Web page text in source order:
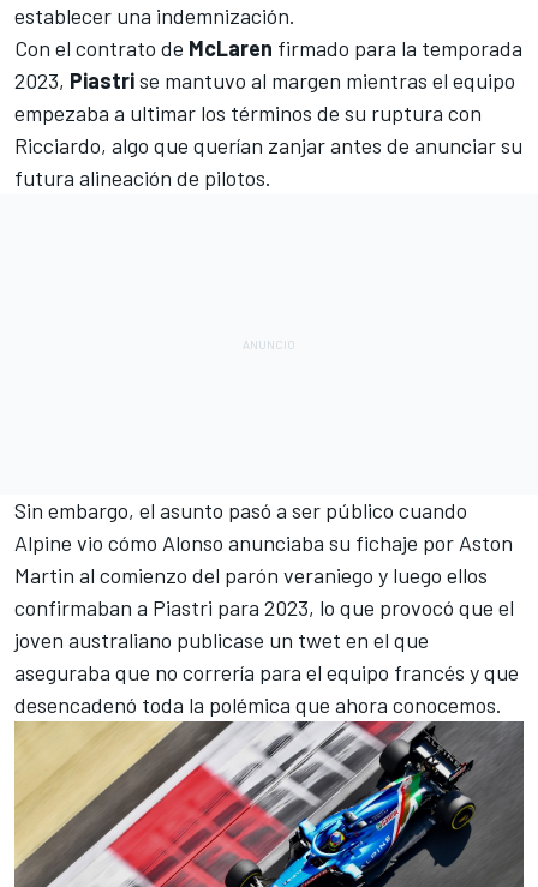
establecer una indemnización.
Con el contrato de McLaren firmado para la temporada
2023, Piastrise mantuvo al margen mientras el equipo
empezaba a ultimar los términos de su ruptura con
Ricciardo, algo que querían zanjar antes de anunciar su
futura alineación de pilotos.
Sin embargo, el asunto pasó a ser público cuando
Alpine vio cómo Alonso anunciaba su fichaje por Aston
Martin al comienzo del parón veraniego y luego ellos
confirmaban a Piastri para 2023, lo que provocó que el
joven australiano publicase un twet en el que
aseguraba que no correría para el equipo francés y que
desencadenó toda la polémica que ahora conocemos.